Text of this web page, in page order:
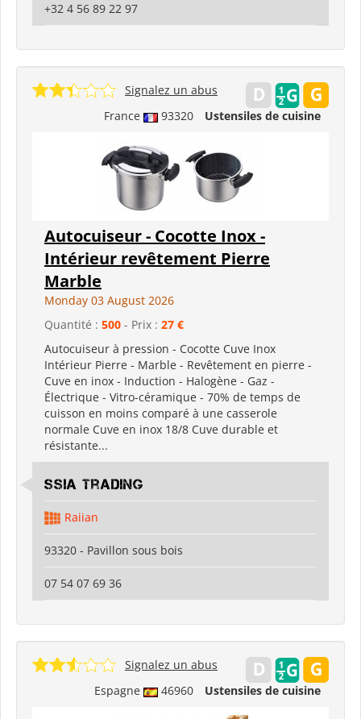
+32 4 56 89 22 97
France 93320 Ustensiles de cuisine
Signalez un abus
Autocuiseur - Cocotte Inox -
Intérieur revêtement Pierre
Marble
Monday 03 August 2026
Quantité : 500 - Prix : 27 €
Autocuiseur à pression - Cocotte Cuve Inox
Intérieur Pierre - Marble - Revêtement en pierre -
Cuve en inox - Induction - Halogène - Gaz -
Électrique - Vitro-céramique - 70% de temps de
cuisson en moins comparé à une casserole
normale Cuve en inox 18/8 Cuve durable et
résistante...
SSIA Trading
Raiian
93320 - Pavillon sous bois
07 54 07 69 36
Espagne 46960 Ustensiles de cuisine
Signalez un abus